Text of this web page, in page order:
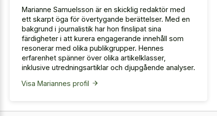
Marianne Samuelsson är en skicklig redaktör med
ett skarpt öga för övertygande berättelser. Med en
bakgrund i journalistik har hon finslipat sina
färdigheter i att kurera engagerande innehåll som
resonerar med olika publikgrupper. Hennes
erfarenhet spänner över olika artikelklasser,
inklusive utredningsartiklar och djupgående analyser.
Visa Mariannes profil